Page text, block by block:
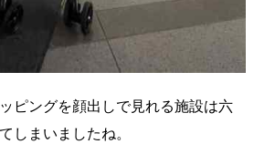
ピングを顔出しで見れる施設は六
しまいましたね。